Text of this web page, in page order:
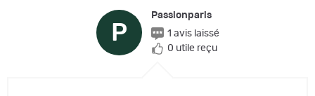
P
Passionparis
1 avis laissé
0 utile reçu